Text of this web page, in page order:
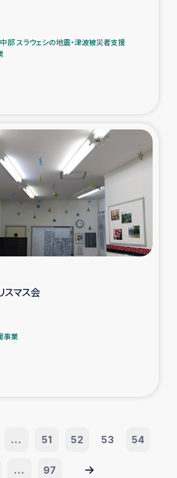
部 スラウェシの地震・津波被災者支援
スマス会
事業
... 51 52 53 54
... 97